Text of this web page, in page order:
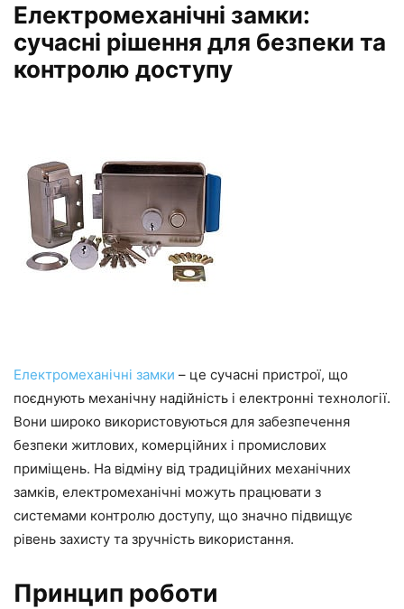
Електромеханічні замки:
сучасні рішення для безпеки та
контролю доступу
Електромеханічні замки – це сучасні пристрої, що
поєднують механічну надійність і електронні технології.
Вони широко використовуються для забезпечення
безпеки житлових, комерційних і промислових
приміщень. На відміну від традиційних механічних
замків, електромеханічні можуть працювати з
системами контролю доступу, що значно підвищує
рівень захисту та зручність використання.
Принцип роботи